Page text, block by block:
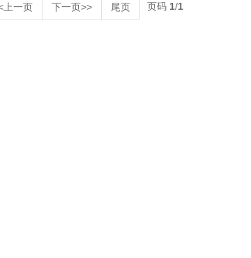
上一页 下一页>> 尾页 页码 1/1